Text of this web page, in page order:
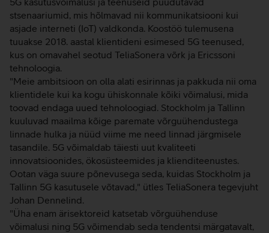
stsenaariumid, mis hõlmavad nii kommunikatsiooni kui
asjade interneti (IoT) valdkonda. Koostöö tulemusena
tuuakse 2018. aastal klientideni esimesed 5G teenused,
kus on omavahel seotud TeliaSonera võrk ja Ericssoni
tehnoloogia.
"Meie ambitsioon on olla alati esirinnas ja pakkuda nii oma
klientidele kui ka kogu ühiskonnale kõiki võimalusi, mida
toovad endaga uued tehnoloogiad. Stockholm ja Tallinn
kuuluvad maailma kõige paremate võrguühendustega
linnade hulka ja nüüd viime me need linnad järgmisele
tasandile. 5G võimaldab täiesti uut kvaliteeti
innovatsioonides, ökosüsteemides ja klienditeenustes.
Ootan väga suure põnevusega seda, kuidas Stockholm ja
Tallinn 5G kasutusele võtavad," ütles TeliaSonera tegevjuht
Johan Dennelind.
"Üha enam ärisektoreid katsetab võrguühenduse
võimalusi ning 5G võimendab seda tendentsi märgatavalt,